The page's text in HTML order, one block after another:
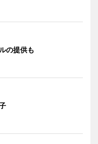
の提供も